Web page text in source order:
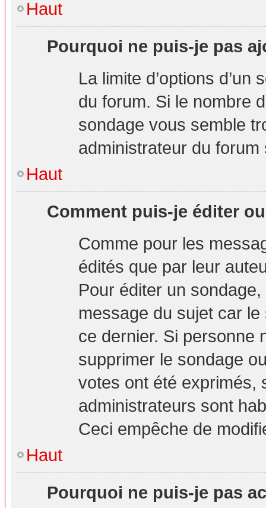
Haut
Pourquoi ne puis-je pas
La limite d’options d’un
du forum. Si le nombre
sondage vous semble
administrateur du forum
Haut
Comment puis-je éditer
Comme pour les
édités que par leur
Pour éditer un
message du sujet car
ce dernier. Si personne
supprimer le sondage
votes ont été exprimés,
administrateurs sont
Ceci empêche de
Haut
Pourquoi ne puis-je pas